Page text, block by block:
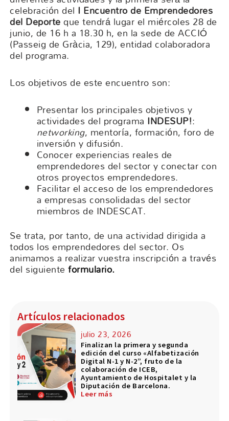
celebración del I Encuentro de Emprendedores
del Deporteque tendrá lugar el miércoles 28 de
junio, de 16 h a 18.30 h, en la sede de ACCIÓ
(Passeig de Gràcia, 129), entidad colaboradora
del programa.
Los objetivos de este encuentro son:
Presentar los principales objetivos y
actividades del programa INDESUP!:
networking, mentoría, formación, foro de
inversión y difusión.
Conocer experiencias reales de
emprendedores del sector y conectar con
otros proyectos emprendedores.
Facilitar el acceso de los emprendedores
a empresas consolidadas del sector
miembros de INDESCAT.
Se trata, por tanto, de una actividad dirigida a
todos los emprendedores del sector. Os
animamos a realizar vuestra inscripción a través
del siguienteformulario.
Artículos relacionados
julio 23, 2026
Finalizan la primera y segunda
edición del curso «Alfabetización
Digital N-1 y N-2”, fruto de la
colaboración de ICEB,
Ayuntamiento de Hospitalet y la
Diputación de Barcelona.
Leer más